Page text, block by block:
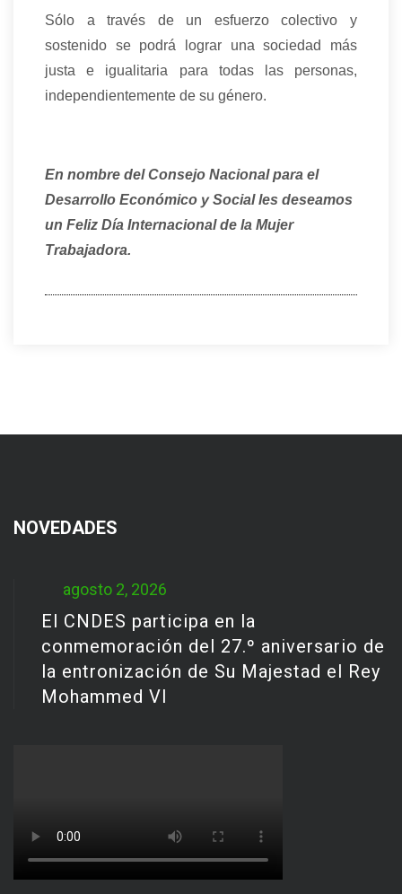
Sólo a través de un esfuerzo colectivo y
sostenido se podrá lograr una sociedad más
justa e igualitaria para todas las personas,
independientemente de su género.
En nombre del Consejo Nacional para el
Desarrollo Económico y Social les deseamos
un Feliz Día Internacional de la Mujer
Trabajadora.
NOVEDADES
agosto 2, 2026
El CNDES participa en la
conmemoración del 27.º aniversario de
la entronización de Su Majestad el Rey
Mohammed VI